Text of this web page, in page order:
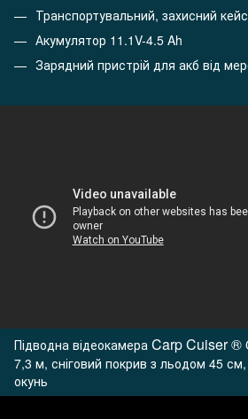
Транспортувальний, захисний кейс
Акумулятор 11.1V-4.5 Ah
Зарядний пристрій для акб від
Підводна відеокамера CarpCuiser®
7,3 м, сніговий покрив з льодом 45
окунь